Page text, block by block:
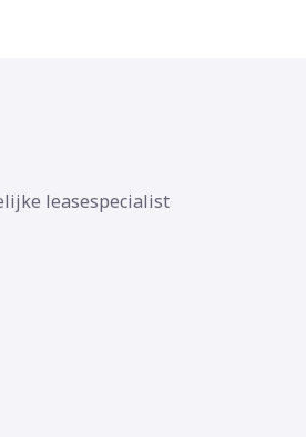
leasespecialist